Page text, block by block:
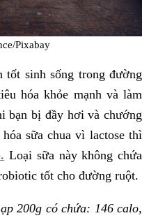
Pixabay
tốt sinh sống trong đường
hóa khỏe mạnh và làm
bạn bị đầy hơi và chướng
sữa chua vì lactose thì
Loại sữa này không chứa
tốt cho đường ruột.
200g có chứa: 146 calo,